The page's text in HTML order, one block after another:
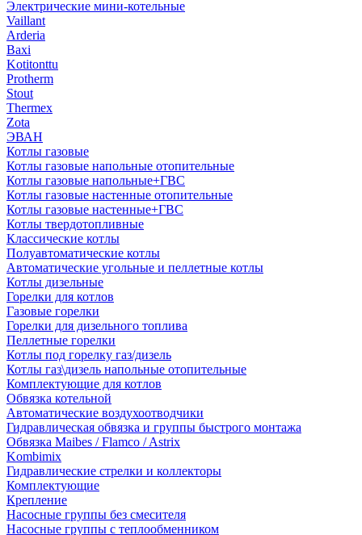
Электрические мини-котельные
Vaillant
Arderia
Baxi
Kotitonttu
Protherm
Stout
Thermex
Zota
ЭВАН
Котлы газовые
Котлы газовые напольные отопительные
Котлы газовые напольные+ГВС
Котлы газовые настенные отопительные
Котлы газовые настенные+ГВС
Котлы твердотопливные
Классические котлы
Полуавтоматические котлы
Автоматические угольные и пеллетные котлы
Котлы дизельные
Горелки для котлов
Газовые горелки
Горелки для дизельного топлива
Пеллетные горелки
Котлы под горелку газ/дизель
Котлы газ\дизель напольные отопительные
Комплектующие для котлов
Обвязка котельной
Автоматические воздухоотводчики
Гидравлическая обвязка и группы быстрого монтажа
Обвязка Maibes / Flamco / Astrix
Kombimix
Гидравлические стрелки и коллекторы
Комплектующие
Крепление
Насосные группы без смесителя
Насосные группы с теплообменником